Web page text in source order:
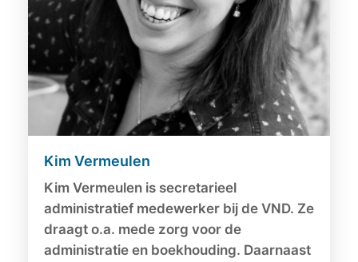
Kim Vermeulen
Kim Vermeulen is secretarieel
administratief medewerker bij de VND. Ze
draagt o.a. mede zorg voor de
administratie en boekhouding. Daarnaast